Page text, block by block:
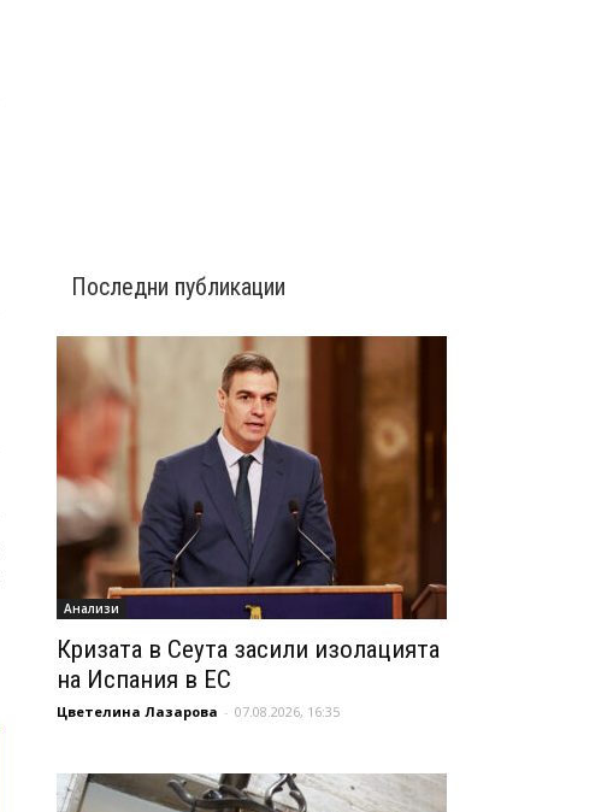
Последни публикации
Анализи
Кризата в Сеута засили изолацията
на Испания в ЕС
Цветелина Лазарова - 07.08.2026, 16:35